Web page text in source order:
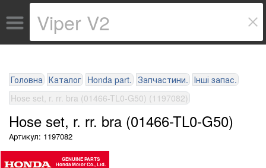
Головна Каталог Honda part. Запчастини. Інші запас.
Hose set, r. rr. bra (01466-TL0-G50) (1197082)
Hose set, r. rr. bra (01466-TL0-G50)
Артикул: 1197082
GENUINE PARTS
Honda Motor Co., Ltd.